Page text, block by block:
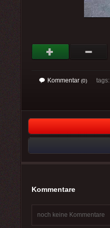
Kommentar (0) tags:
Kommentare
noch keine Kommentare